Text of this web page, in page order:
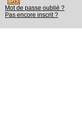
Mot de passe oublié ?
Pas encore inscrit ?